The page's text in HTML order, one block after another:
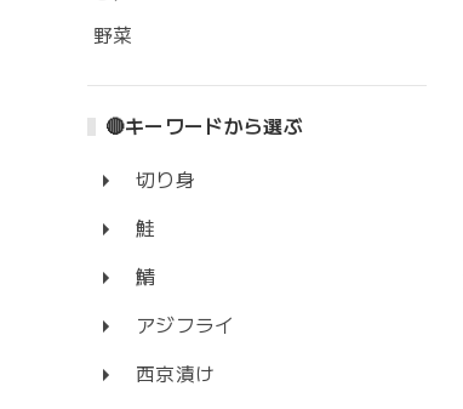
野菜
🔴キーワードから選ぶ
切り身
鮭
鯖
アジフライ
西京漬け